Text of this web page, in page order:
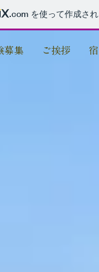
.com を使って作成さ
募集 ご挨拶